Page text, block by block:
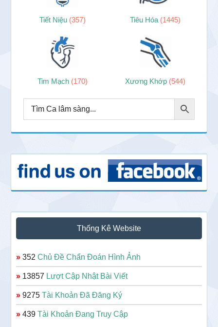
Tiết Niệu (357) Tiêu Hóa (1445)
Tim Mạch (170) Xương Khớp (544)
Thống Kê Website
» 352Chủ Đề Chẩn Đoán Hình Ảnh
» 13857 Lượt Cập Nhật Bài Viết
» 9275Tài Khoản Đã Đăng Ký
» 439Tài Khoản Đang Truy Cập